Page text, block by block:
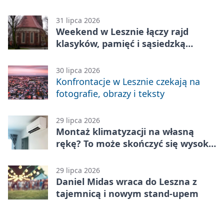
31 lipca 2026
Weekend w Lesznie łączy rajd
klasyków, pamięć i sąsiedzką
30 lipca 2026
Konfrontacje w Lesznie czekają na
fotografie, obrazy i teksty
29 lipca 2026
Montaż klimatyzacji na własną
rękę? To może skończyć się wysoką
29 lipca 2026
Daniel Midas wraca do Leszna z
tajemnicą i nowym stand-upem